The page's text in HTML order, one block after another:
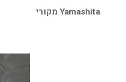
Yamashita מקורי